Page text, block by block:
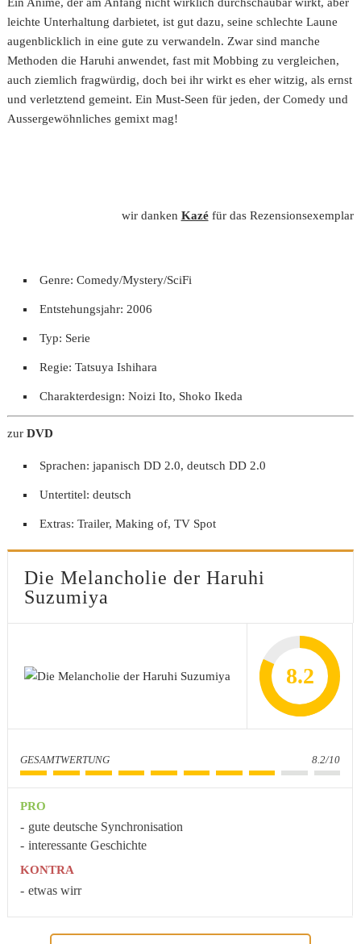
leichte Unterhaltung darbietet, ist gut dazu, seine schlechte Laune
augenblicklich in eine gute zu verwandeln. Zwar sind manche
Methoden die Haruhi anwendet, fast mit Mobbing zu vergleichen,
auch ziemlich fragwürdig, doch bei ihr wirkt es eher witzig, als ernst
und verletztend gemeint. Ein Must-Seen für jeden, der Comedy und
Aussergewöhnliches gemixt mag!
wir danken Kazéfür das Rezensionsexemplar
Genre: Comedy/Mystery/SciFi
Entstehungsjahr: 2006
Typ: Serie
Regie: Tatsuya Ishihara
Charakterdesign: Noizi Ito, Shoko Ikeda
zurDVD
Sprachen: japanisch DD 2.0, deutsch DD 2.0
Untertitel: deutsch
Extras: Trailer, Making of, TV Spot
Die Melancholie der Haruhi
Suzumiya
8.2
GESAMTWERTUNG 8.2/10
PRO
gute deutsche Synchronisation
interessante Geschichte
KONTRA
etwas wirr